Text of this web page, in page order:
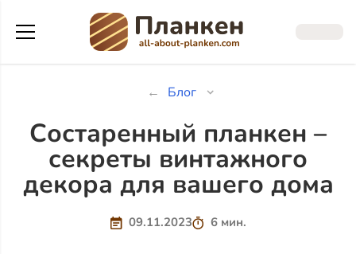
Блог
Состаренный планкен –
секреты винтажного
декора для вашего дома
09.11.2023 6 мин.